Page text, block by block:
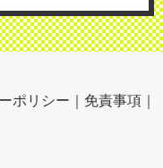
ポリシー ｜ 免責事項 ｜